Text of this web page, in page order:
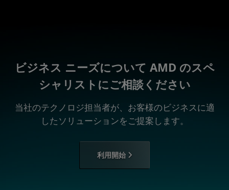
ビジネス ニーズについて AMD のスペ
シャリストにご相談ください
当社のテクノロジ担当者が、お客様のビジネスに適
したソリューションをご提案します。
利用開始